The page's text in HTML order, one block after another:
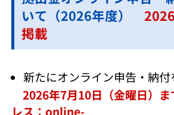
いて（2026年度）
掲載
新たにオンライン申告・納
2026年7月10日（金曜日）
レス：online-